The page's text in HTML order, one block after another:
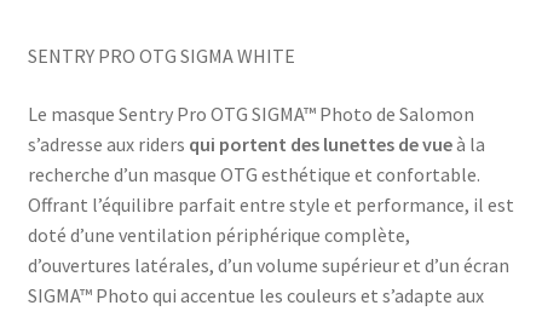
SENTRY PRO OTG SIGMA WHITE
Le masque Sentry Pro OTG SIGMA™ Photo de Salomon
s’adresse aux riders qui portent des lunettes de vueà la
recherche d’un masque OTG esthétique et confortable.
Offrant l’équilibre parfait entre style et performance, il est
doté d’une ventilation périphérique complète,
d’ouvertures latérales, d’un volume supérieur et d’un écran
SIGMA™ Photo qui accentue les couleurs et s’adapte aux